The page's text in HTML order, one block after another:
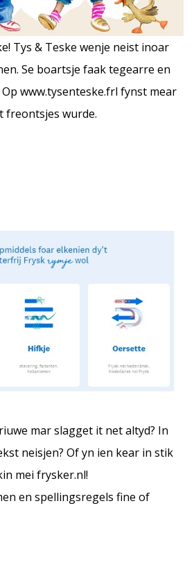
Tys & Teske wenje neist inoar
Se boartsje faak tegearre en
www.tysenteske.frl fynst mear
freontsjes wurde.
mar slagget it net altyd? In
neisjen? Of yn ien kear in stik
mei frysker.nl!
en spellingsregels fine of